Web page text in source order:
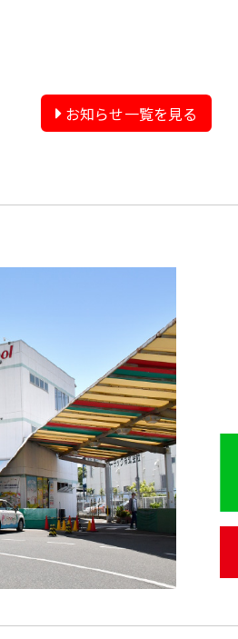
お知らせ一覧を見る